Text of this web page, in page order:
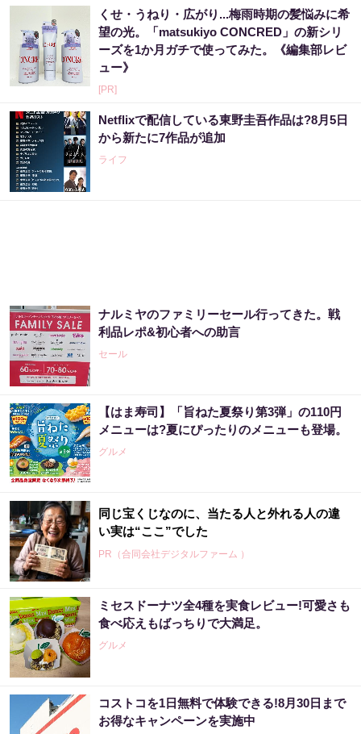
くせ・うねり・広がり...梅雨時期の髪悩みに希
望の光。「matsukiyo CONCRED」の新シリ
ーズを1か月ガチで使ってみた。《編集部レビ
ュー》
[PR]
Netflixで配信している東野圭吾作品は?8月5日
から新たに7作品が追加
ライフ
ナルミヤのファミリーセール行ってきた。戦
利品レポ&初心者への助言
セール
【はま寿司】「旨ねた夏祭り第3弾」の110円
メニューは?夏にぴったりのメニューも登場。
グルメ
同じ宝くじなのに、当たる人と外れる人の違
い実は“ここ”でした
PR（合同会社デジタルファーム ）
ミセスドーナツ全4種を実食レビュー!可愛さも
食べ応えもばっちりで大満足。
グルメ
コストコを1日無料で体験できる!8月30日まで
お得なキャンペーンを実施中